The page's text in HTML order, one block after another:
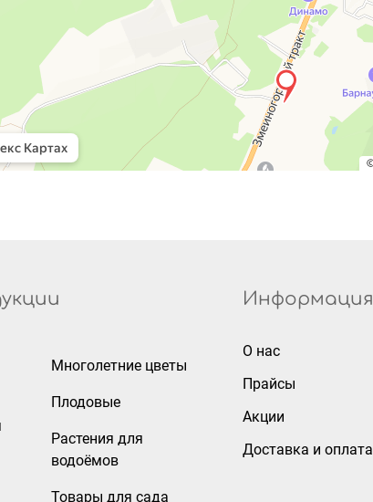
Многолетние цветы
Плодовые
Растения для
водоёмов
Товары для сада
Информация
О нас
Прайсы
Акции
Доставка и оплата